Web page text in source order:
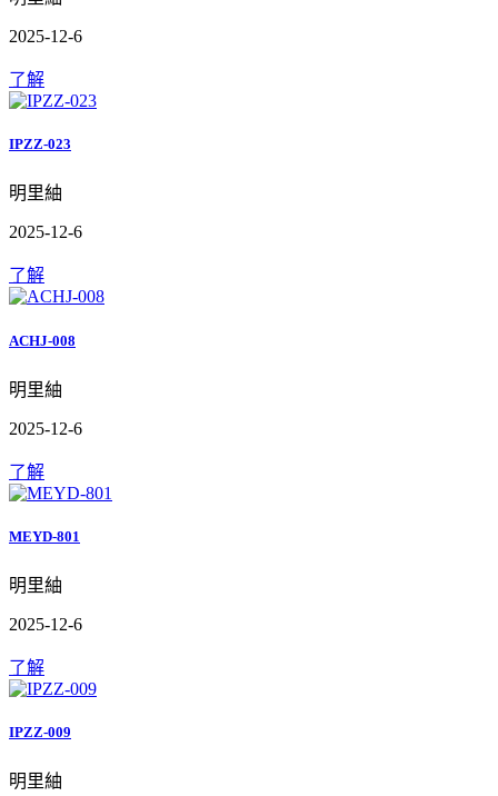
2025-12-6
了解
IPZZ-023
明里紬
2025-12-6
了解
ACHJ-008
明里紬
2025-12-6
了解
MEYD-801
明里紬
2025-12-6
了解
IPZZ-009
明里紬